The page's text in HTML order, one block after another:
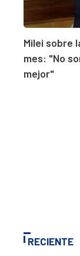
Milei sobre
mes: "No
mejor"
RECIENTE